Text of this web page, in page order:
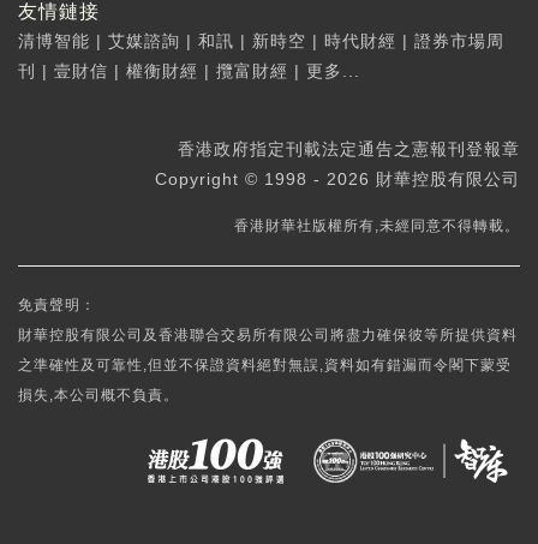
友情鏈接
清博智能 | 艾媒諮詢 | 和訊 | 新時空 | 時代財經 | 證券市場周
刊 | 壹財信 | 權衡財經 | 攬富財經 | 更多...
香港政府指定刊載法定通告之憲報刊登報章
Copyright © 1998 - 2026 財華控股有限公司
香港財華社版權所有,未經同意不得轉載。
免責聲明：
財華控股有限公司及香港聯合交易所有限公司將盡力確保彼等所提供資料
之準確性及可靠性,但並不保證資料絕對無誤,資料如有錯漏而令閣下蒙受
損失,本公司概不負責。